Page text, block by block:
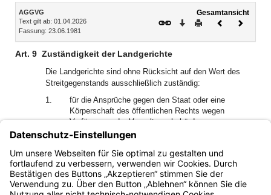
Inhalt
AGGVG
Text gilt ab: 01.04.2026
Fassung: 23.06.1981
Gesamtansicht
Download
DruckenVorheriges
Art. 9 Zuständigkeit der Landgerichte
Die Landgerichte sind ohne Rücksicht auf den Wert des
Streitgegenstands ausschließlich zuständig:
1.
für die Ansprüche gegen den Staat oder eine
Körperschaft des öffentlichen Rechts wegen
Verfügungen der Verwaltungsbehörden,
2.
für die Ansprüche wegen öffentlicher Abgaben,
soweit nicht die Zuständigkeit anderweitig geregelt
ist.